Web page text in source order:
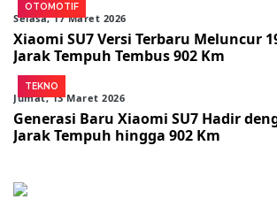
OTOMOTIF
Selasa, 17 Maret 2026
Xiaomi SU7 Versi Terbaru Meluncur
Jarak Tempuh Tembus 902 Km
TEKNO
Jumat, 13 Maret 2026
Generasi Baru Xiaomi SU7 Hadir
Jarak Tempuh hingga 902 Km